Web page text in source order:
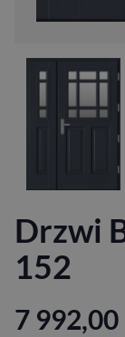
Drzwi
152
7 992,00